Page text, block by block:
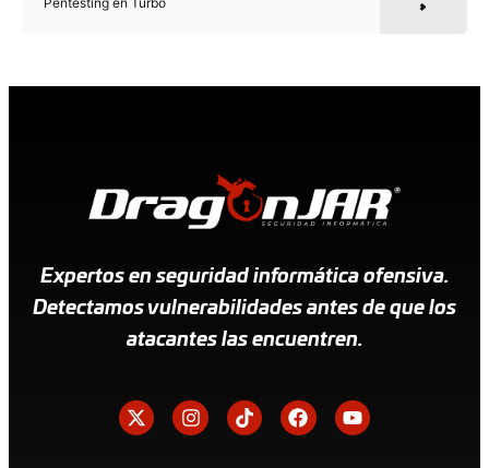
Expertos en seguridad informática ofensiva.
Detectamos vulnerabilidades antes de que los
atacantes las encuentren.